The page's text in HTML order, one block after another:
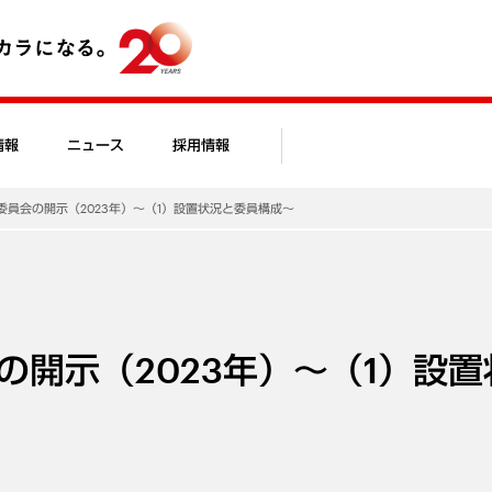
報 ニュース 採用情報
員会の開示（2023年）～（1）設置状況と委員構成～
開示（2023年）～（1）設置